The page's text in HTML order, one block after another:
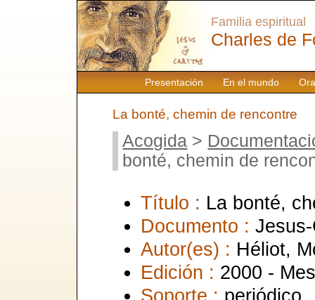
Presentación En el mundo
Familia espiritual
Charles de
La bonté, chemin de rencontre
Acogida >
bonté, chemin de
Título : La bonté,
Documento :
Autor(es) : Héliot,
Edición : 2000 -
Soporte : periódico